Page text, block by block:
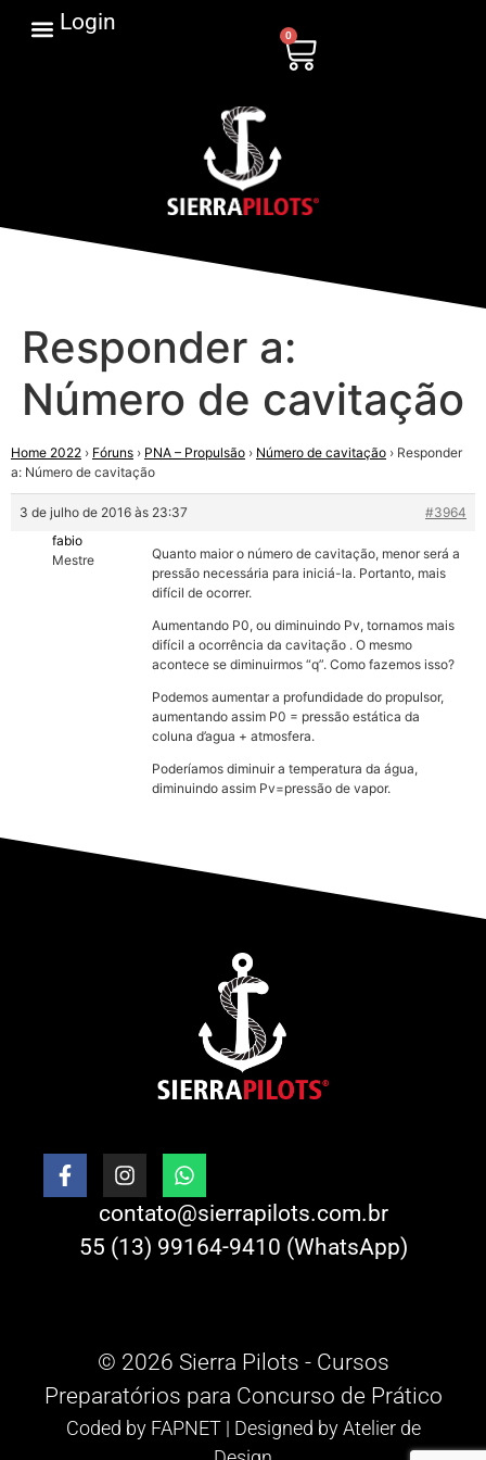
Login
0
Responder a:
Número de cavitação
Home 2022 › Fóruns › PNA – Propulsão › Número de cavitação › Responder
a: Número de cavitação
3 de julho de 2016 às 23:37
#3964
fabio
Mestre
Quanto maior o número de cavitação, menor será a
pressão necessária para iniciá-la. Portanto, mais
difícil de ocorrer.
Aumentando P0, ou diminuindo Pv, tornamos mais
difícil a ocorrência da cavitação . O mesmo
acontece se diminuirmos “q”. Como fazemos isso?
Podemos aumentar a profundidade do propulsor,
aumentando assim P0 = pressão estática da
coluna d’agua + atmosfera.
Poderíamos diminuir a temperatura da água,
diminuindo assim Pv=pressão de vapor.
contato@sierrapilots.com.br
55 (13) 99164-9410 (WhatsApp)
© 2026 Sierra Pilots - Cursos
Preparatórios para Concurso de Prático
Coded by FAPNET| Designed byAtelier de